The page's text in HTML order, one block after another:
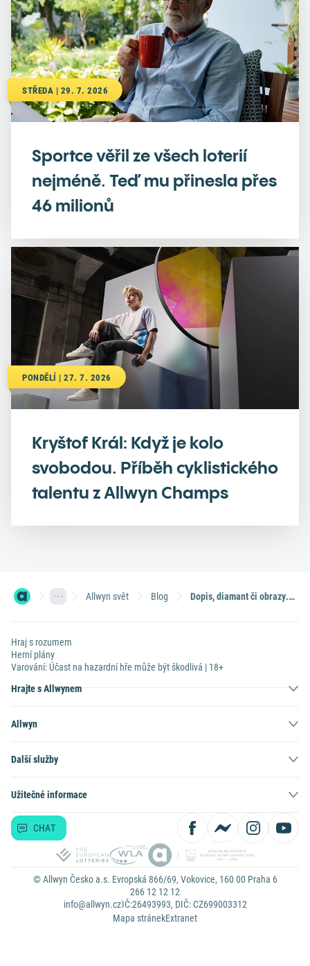
STŘEDA | 29. 7. 2026
Sportce věřil ze všech loterií
nejméně. Teď mu přinesla přes
46 milionů
PONDĚLÍ | 27. 7. 2026
Kryštof Král: Když je kolo
svobodou. Příběh cyklistického
talentu z Allwyn Champs
Allwyn svět Blog Dopis, diamant či obrazy. Vzhůru na aukci!
Hraj s rozumem
Herní plány
Varování: Účast na hazardní hře může být škodlivá | 18+
Hrajte s Allwynem
Allwyn
Další služby
Užitečné informace
CHAT
© Allwyn Česko a.s. Evropská 866/69, Vokovice, 160 00 Praha 6
266 12 12 12
info@allwyn.czIČ:26493993, DIČ: CZ699003312
Mapa stránekExtranet